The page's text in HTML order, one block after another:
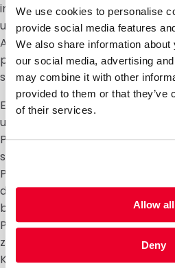
We use cookies to personalise
provide social media features
We also share information
our social media, advertising
may combine it with other
provided to them or that they’ve
of their services.
Allow all
Deny
in Kontakt mit Kollegen aus
unseren Accountmanagern.
Anfragen von Kunden, aber
passen zu DaklaPack. Wenn
setzen wir alles daran, es zu
Ein Beispiel hierfür ist, dass wir
unseren eigenen Einrichtungen
Produktion und das Abfüllen
stehen haben. Wir können
Produktionsprozesses
das Zusammenstellen und
bauen selbst Maschinen, um
Produktionsschritte für
zu automatisieren. Denken Sie
Klemme an Verpackungen